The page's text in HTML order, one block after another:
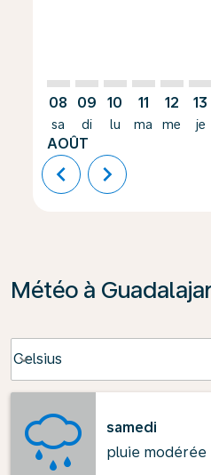
08
sa
AOÛT
09
di
10
lu
11
ma
12
me
13
je
chevron_left chevron_right
Météo à
Celsius
keyboard_arrow_down
samedi
pluie modérée